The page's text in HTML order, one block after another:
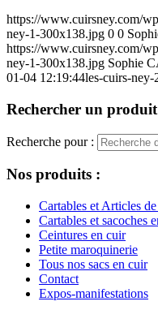
https://www.cuirsney.com/
ney-1-300x138.jpg 0 0
https://www.cuirsney.com/
ney-1-300x138.jpg Sophie
01-04 12:19:44les-cuirs-ney-
Rechercher un produit
Recherche pour :
Nos produits :
Cartables et Articles
Cartables et sacoches
Ceintures en cuir
Petite maroquinerie
Tous nos sacs en cuir
Contact
Expos-manifestations